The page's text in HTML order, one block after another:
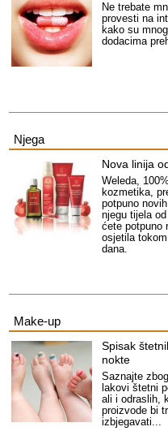
Ne trebate
provesti na
kako su
dodacima
Njega
Nova linija
Weleda,
kozmetika,
potpuno
njegu tijela
ćete potpuno
osjetila
dana.
Make-up
Spisak
nokte
Saznajte
lakovi štetni
ali i odraslih,
proizvode bi
izbjegavati...